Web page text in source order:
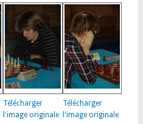
Télécharger
l'image originale
Télécharger
l'image originale